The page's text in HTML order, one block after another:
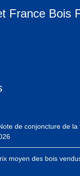
France Bois
de conjoncture de
moyen des bois